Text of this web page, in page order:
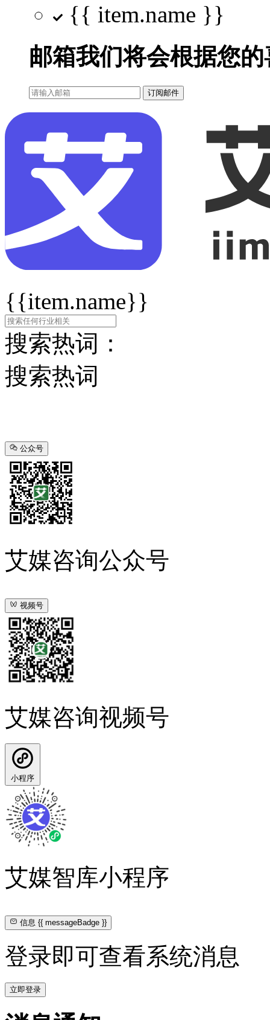
{{ item.name }}
邮箱我们将会根据您
订阅邮件
{{item.name}}
搜索热词：
搜索热词
公众号
艾媒咨询公众号
视频号
艾媒咨询视频号
小程序
艾媒智库小程序
信息{{ messageBadge }}
登录即可查看系统消息
立即登录